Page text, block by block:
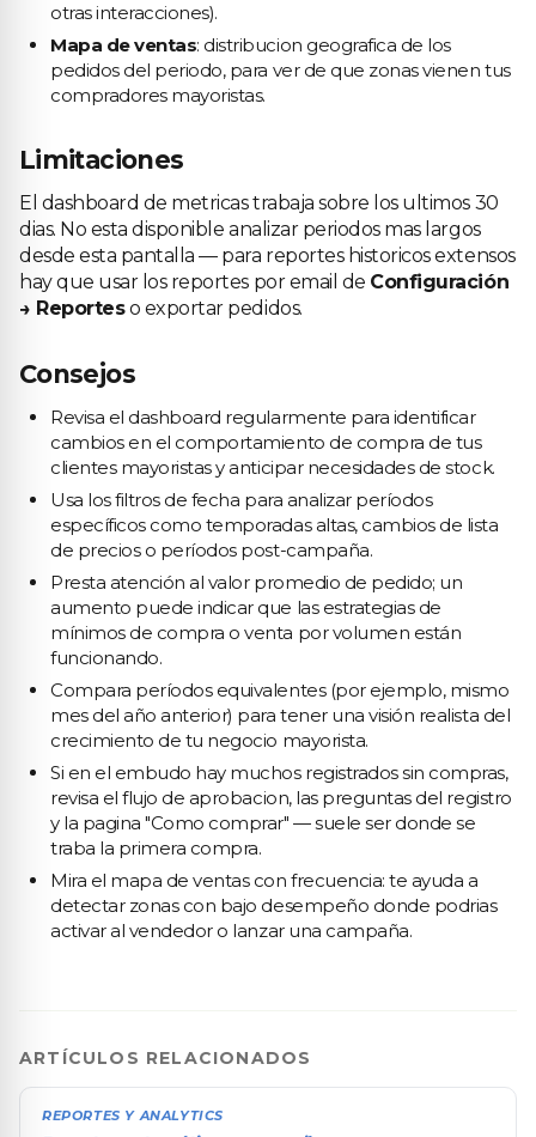
otras interacciones).
Mapa de ventas: distribucion geografica de los
pedidos del periodo, para ver de que zonas vienen tus
compradores mayoristas.
Limitaciones
El dashboard de metricas trabaja sobre los ultimos 30
dias. No esta disponible analizar periodos mas largos
desde esta pantalla — para reportes historicos extensos
hay que usar los reportes por email de Configuración
→ Reporteso exportar pedidos.
Consejos
Revisa el dashboard regularmente para identificar
cambios en el comportamiento de compra de tus
clientes mayoristas y anticipar necesidades de stock.
Usa los filtros de fecha para analizar períodos
específicos como temporadas altas, cambios de lista
de precios o períodos post-campaña.
Presta atención al valor promedio de pedido; un
aumento puede indicar que las estrategias de
mínimos de compra o venta por volumen están
funcionando.
Compara períodos equivalentes (por ejemplo, mismo
mes del año anterior) para tener una visión realista del
crecimiento de tu negocio mayorista.
Si en el embudo hay muchos registrados sin compras,
revisa el flujo de aprobacion, las preguntas del registro
y la pagina "Como comprar" — suele ser donde se
traba la primera compra.
Mira el mapa de ventas con frecuencia: te ayuda a
detectar zonas con bajo desempeño donde podrias
activar al vendedor o lanzar una campaña.
ARTÍCULOS RELACIONADOS
REPORTES Y ANALYTICS